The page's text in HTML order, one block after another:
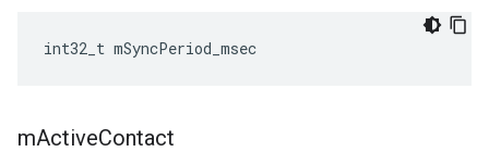
int32_t mSyncPeriod_msec
mActiveContact